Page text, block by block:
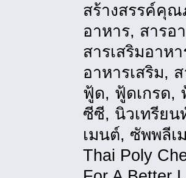
สร้างสรรค์คุ
อาหาร, สารอ
สารเสริมอาห
อาหารเสริม,
ฟู้ด, ฟู้ดเกรด,
ซีซี, นิวเทรีย
เมนต์, ซัพพลี
Thai Poly